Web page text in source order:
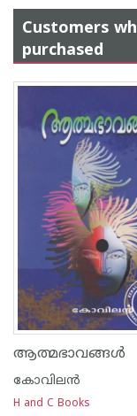
Customers
purchased
ആത്മഭാവങ്ങള്‍
കോവിലന്‍
H and C Books